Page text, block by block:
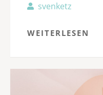
svenketz
WEITERLESEN